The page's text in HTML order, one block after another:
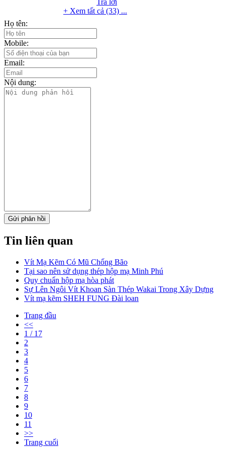
Trả lời
+ Xem tất cả (33) ...
Họ tên:
Mobile:
Email:
Nội dung:
Gửi phản hồi
Tin liên quan
Vít Mạ Kẽm Có Mũ Chống Bão
Tại sao nên sử dụng thép hộp mạ Minh Phú
Quy chuẩn hộp mạ hòa phát
Sự Lên Ngôi Vít Khoan Sàn Thép Wakai Trong Xây Dựng
Vít mạ kẽm SHEH FUNG Đài loan
Trang đầu
<<
1 / 17
2
3
4
5
6
7
8
9
10
11
>>
Trang cuối